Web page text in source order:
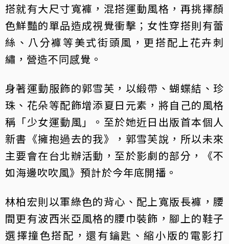
搭就有大尺寸寬褲，混搭運動風格，再挑擇顏
色鮮豔的單品造成視覺衝擊；女性穿搭則有蕾
絲、八分褲等美式街頭風，更搭配上花卉刺
繡，營造不同感覺。
身著運動服飾的郭雪芙，以緞帶、蝴蝶結、珍
珠、花朵等配飾增添夏日元素，將自己的風格
稱「少女運動風」。至於她近日出版首本個人
新書《擁抱過去的我》，郭雪芙說，所以未來
主要會在台北辦活動，至於影劇的部分，《不
如海邊吹吹風》預計於今年底開播。
林柏宏則以軍綠色的背心、配上寬版長褲，腰
間更有波西米亞風格的腰巾裝飾，腳上的鞋子
選擇撞色搭配，還有鑰匙、縮小版的電影打